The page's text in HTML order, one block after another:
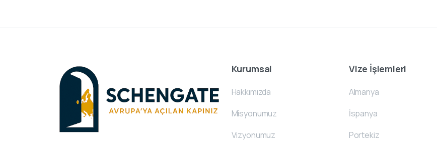
Kurumsal
Hakkımızda
Misyonumuz
Vizyonumuz
Vize İşlemleri
Almanya
İspanya
Portekiz